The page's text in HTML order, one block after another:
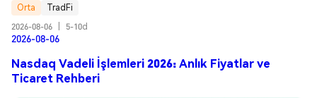
Orta
TradFi
2026-08-06
5-10d
2026-08-06
Nasdaq Vadeli İşlemleri 2026: Anlık Fiyatlar ve
Ticaret Rehberi